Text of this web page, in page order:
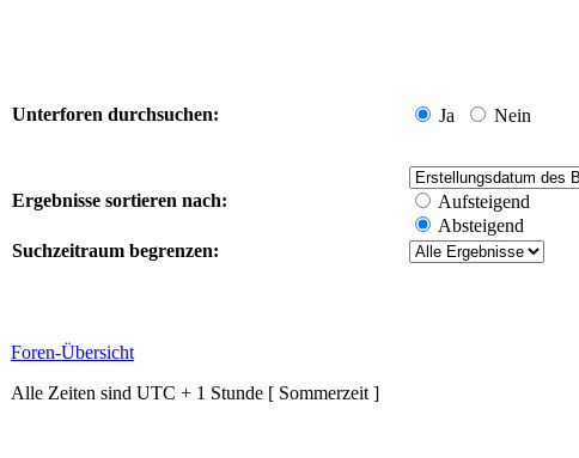
Unterforen durchsuchen: Ja Nein
Ergebnisse sortieren nach:
Aufsteigend
Absteigend
Suchzeitraum begrenzen:
Foren-Übersicht
Alle Zeiten sind UTC + 1 Stunde [ Sommerzeit ]